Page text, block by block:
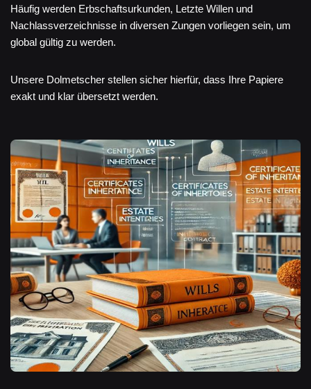
Häufig werden Erbschaftsurkunden, Letzte Willen und
Nachlassverzeichnisse in diversen Zungen vorliegen sein, um
global gültig zu werden.
Unsere Dolmetscher stellen sicher hierfür, dass Ihre Papiere
exakt und klar übersetzt werden.